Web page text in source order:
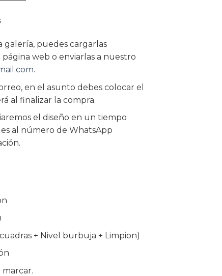
galería, puedes cargarlas
web o enviarlas a nuestro
.
en el asunto debes colocar el
al finalizar la compra.
el diseño en un tiempo
al número de WhatsApp
+ Nivel burbuja + Limpion)
marcar.